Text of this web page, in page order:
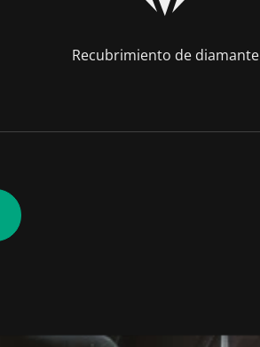
Recubrimiento de diamante